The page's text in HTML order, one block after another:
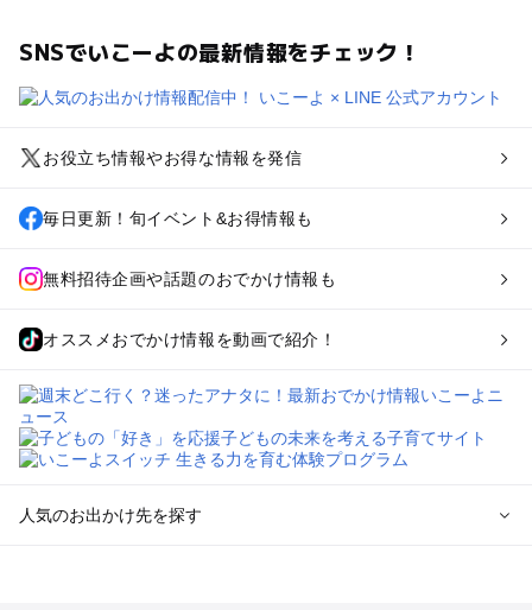
SNSでいこーよの最新情報をチェック！
お役立ち情報やお得な情報を発信
毎日更新！旬イベント&お得情報も
無料招待企画や話題のおでかけ情報も
オススメおでかけ情報を動画で紹介！
人気のお出かけ先を探す